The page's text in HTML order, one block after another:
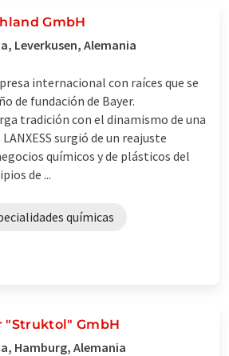
GmbH
Leverkusen, Alemania
internacional con raíces que se
de fundación de Bayer.
tradición con el dinamismo de una
surgió de un reajuste
químicos y de plásticos del
de ...
químicas
"Struktol" GmbH
Hamburg, Alemania